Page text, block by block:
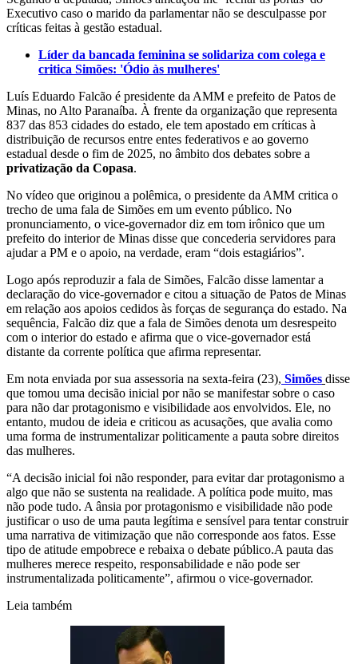
Executivo caso o marido da parlamentar não se desculpasse por
críticas feitas à gestão estadual.
Líder da bancada feminina se solidariza com colega e
critica Simões: 'Ódio às mulheres'
Luís Eduardo Falcão é presidente da AMM e prefeito de Patos de
Minas, no Alto Paranaíba. À frente da organização que representa
837 das 853 cidades do estado, ele tem apostado em críticas à
distribuição de recursos entre entes federativos e ao governo
estadual desde o fim de 2025, no âmbito dos debates sobre a
privatização da Copasa.
No vídeo que originou a polêmica, o presidente da AMM critica o
trecho de uma fala de Simões em um evento público. No
pronunciamento, o vice-governador diz em tom irônico que um
prefeito do interior de Minas disse que concederia servidores para
ajudar a PM e o apoio, na verdade, eram “dois estagiários”.
Logo após reproduzir a fala de Simões, Falcão disse lamentar a
declaração do vice-governador e citou a situação de Patos de Minas
em relação aos apoios cedidos às forças de segurança do estado. Na
sequência, Falcão diz que a fala de Simões denota um desrespeito
com o interior do estado e afirma que o vice-governador está
distante da corrente política que afirma representar.
Em nota enviada por sua assessoria na sexta-feira (23), Simões disse
que tomou uma decisão inicial por não se manifestar sobre o caso
para não dar protagonismo e visibilidade aos envolvidos. Ele, no
entanto, mudou de ideia e criticou as acusações, que avalia como
uma forma de instrumentalizar politicamente a pauta sobre direitos
das mulheres.
“A decisão inicial foi não responder, para evitar dar protagonismo a
algo que não se sustenta na realidade. A política pode muito, mas
não pode tudo. A ânsia por protagonismo e visibilidade não pode
justificar o uso de uma pauta legítima e sensível para tentar construir
uma narrativa de vitimização que não corresponde aos fatos. Esse
tipo de atitude empobrece e rebaixa o debate público.A pauta das
mulheres merece respeito, responsabilidade e não pode ser
instrumentalizada politicamente”, afirmou o vice-governador.
Leia também